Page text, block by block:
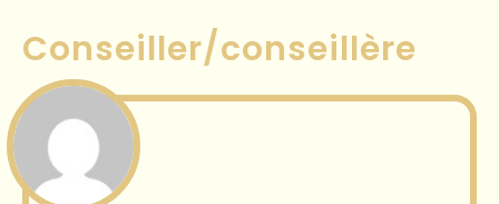
Conseiller/conseillère